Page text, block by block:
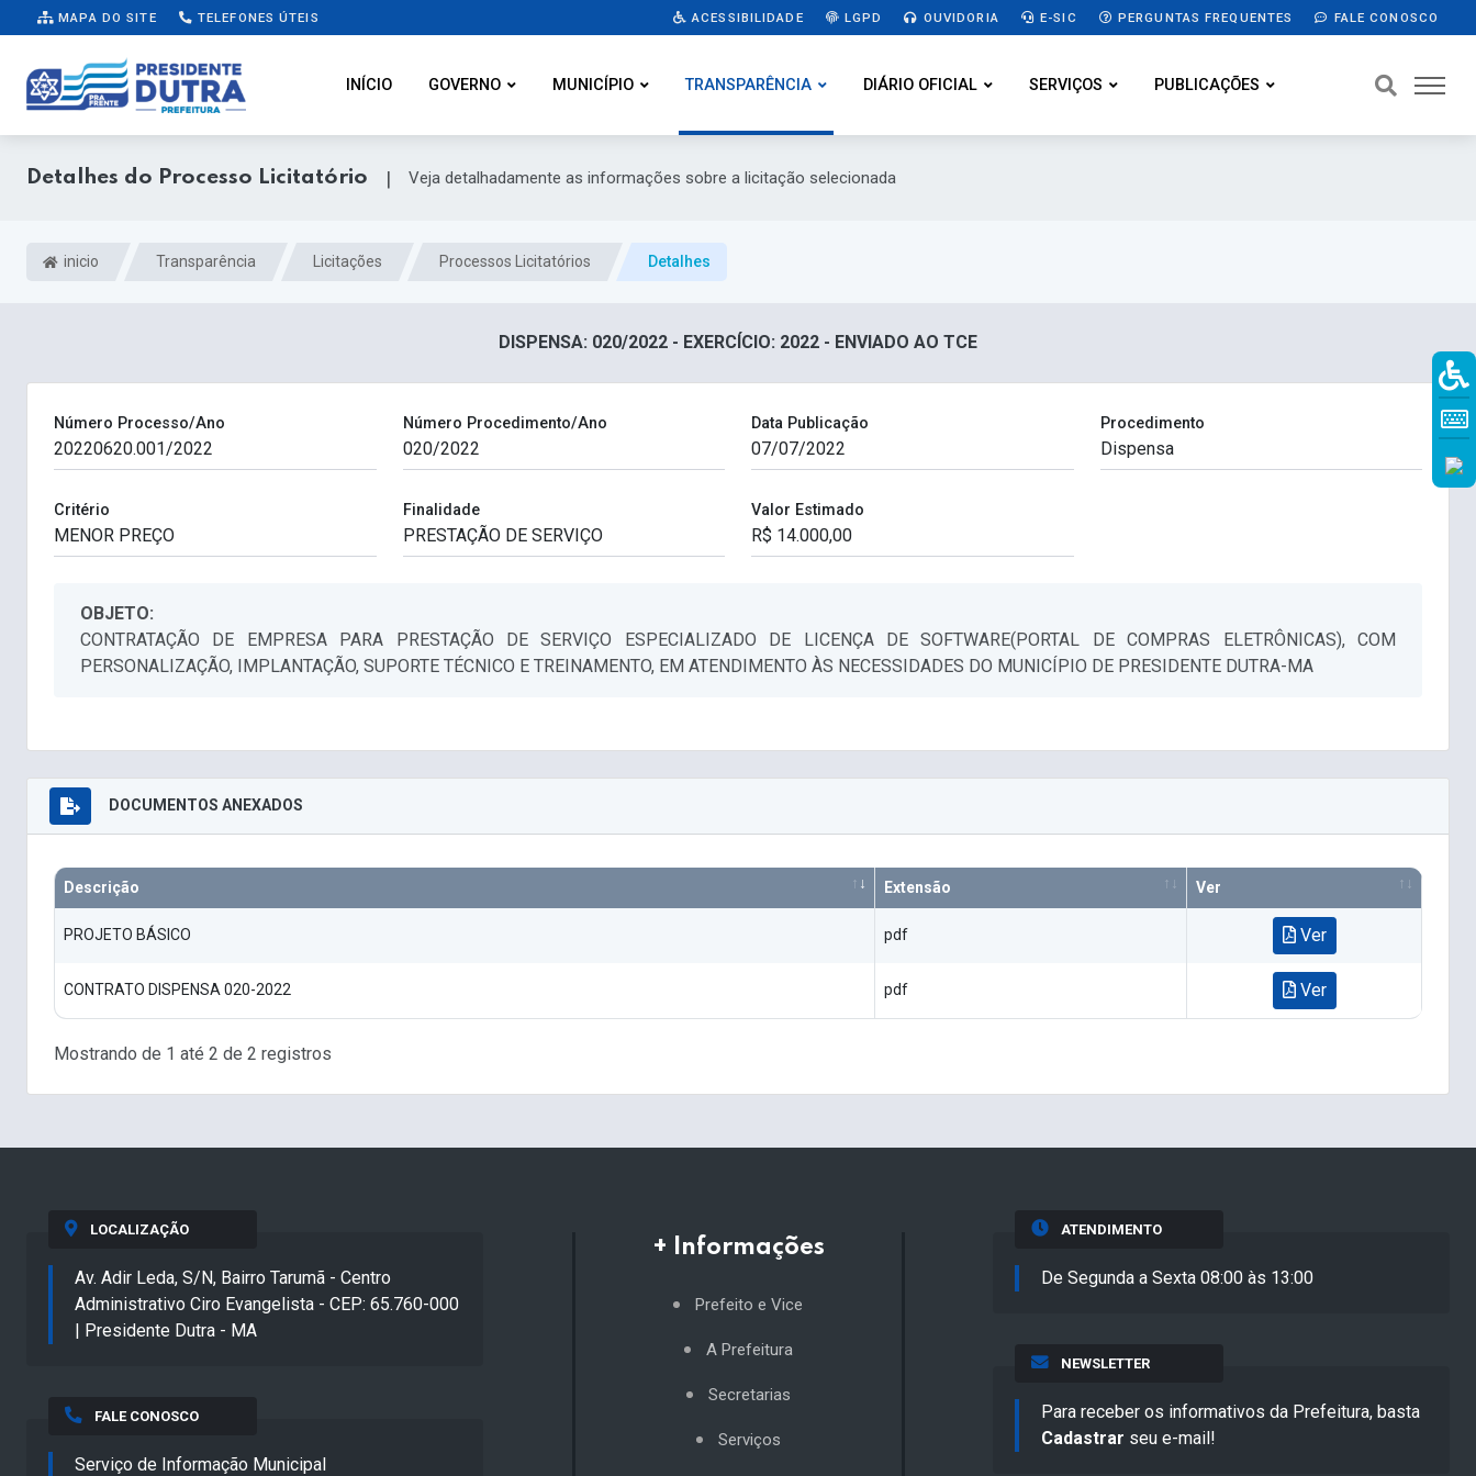
MAPA DO SITE TELEFONES ÚTEIS ACESSIBILIDADE LGPD OUVIDORIA E-SIC PERGUNTAS FREQUENTES FALE CONOSCO
INÍCIO GOVERNO MUNICÍPIO TRANSPARÊNCIA DIÁRIO OFICIAL SERVIÇOS PUBLICAÇÕES
Detalhes do Processo Licitatório | Veja detalhadamente as informações sobre a licitação selecionada
inicio Transparência Licitações Processos Licitatórios Detalhes
DISPENSA: 020/2022 - EXERCÍCIO: 2022 - ENVIADO AO TCE
Número Processo/Ano Número Procedimento/Ano Data Publicação Procedimento
Critério Finalidade Valor Estimado
OBJETO:
CONTRATAÇÃO DE EMPRESA PARA PRESTAÇÃO DE SERVIÇO ESPECIALIZADO DE LICENÇA DE SOFTWARE(PORTAL DE COMPRAS ELETRÔNICAS), COM
PERSONALIZAÇÃO, IMPLANTAÇÃO, SUPORTE TÉCNICO E TREINAMENTO, EM ATENDIMENTO ÀS NECESSIDADES DO MUNICÍPIO DE PRESIDENTE DUTRA-MA
DOCUMENTOS ANEXADOS
Descrição Extensão Ver
PROJETO BÁSICO pdf Ver
CONTRATO DISPENSA 020-2022 pdf Ver
Mostrando de 1 até 2 de 2 registros
LOCALIZAÇÃO
Av. Adir Leda, S/N, Bairro Tarumã - Centro
Administrativo Ciro Evangelista - CEP: 65.760-000
| Presidente Dutra - MA
FALE CONOSCO
Serviço de Informação Municipal
+ Informações
Prefeito e Vice
A Prefeitura
Secretarias
Serviços
ATENDIMENTO
De Segunda a Sexta 08:00 às 13:00
NEWSLETTER
Para receber os informativos da Prefeitura, basta
Cadastrar seu e-mail!